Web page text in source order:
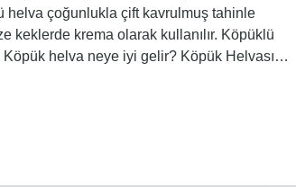
helva çoğunlukla çift kavrulmuş tahinle
keklerde krema olarak kullanılır. Köpüklü
Köpük helva neye iyi gelir? Köpük Helvası…